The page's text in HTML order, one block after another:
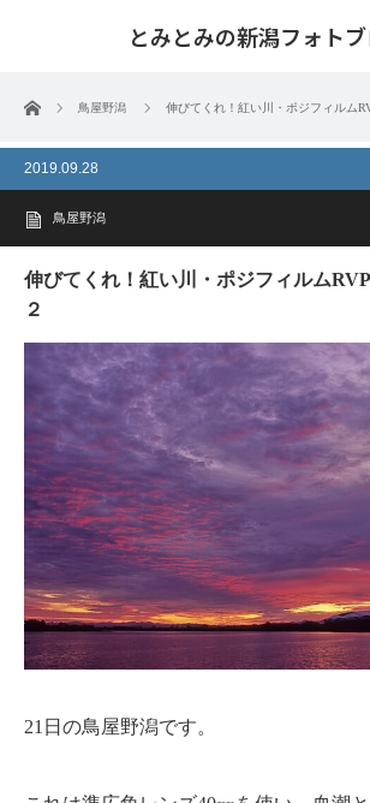
とみとみの新潟フォト
ホーム 鳥屋野潟 伸びてくれ！紅い川・ポジフィルム
2019.09.28
鳥屋野潟
伸びてくれ！紅い川・ポジフィルム
２
21日の鳥屋野潟です。